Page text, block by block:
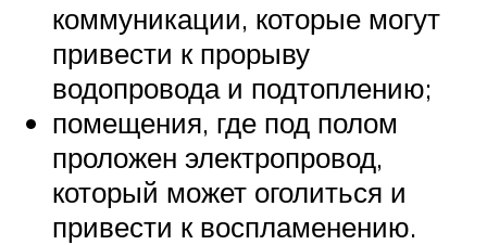
коммуникации, которые могут
привести к прорыву
водопровода и подтоплению;
помещения, где под полом
проложен электропровод,
который может оголиться и
привести к воспламенению.